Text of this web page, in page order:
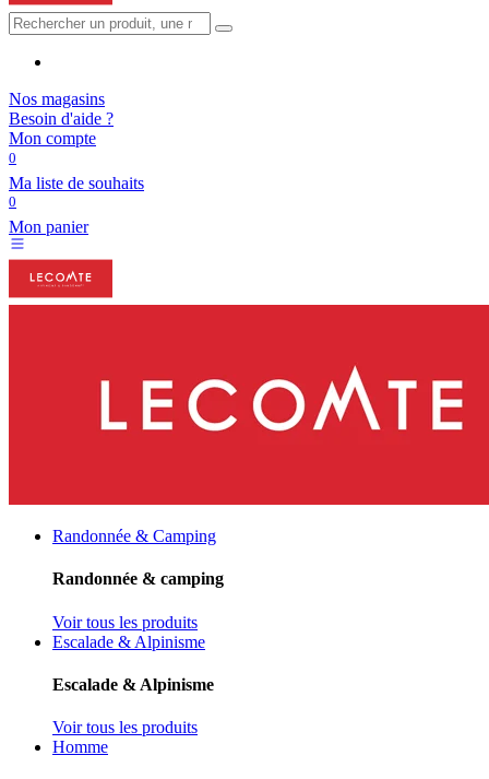
Nos magasins
Besoin d'aide ?
Mon compte
0
Ma liste de souhaits
0
Mon panier
Randonnée & Camping
Randonnée & camping
Voir tous les produits
Escalade & Alpinisme
Escalade & Alpinisme
Voir tous les produits
Homme